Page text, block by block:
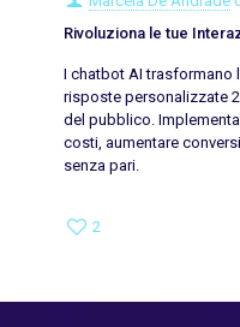
Rivoluziona le tue
I chatbot AI trasformano
risposte personalizzate
del pubblico.
costi, aumentare
senza pari.
2